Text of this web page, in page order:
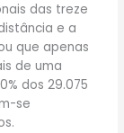
das treze
e a
que apenas
de uma
dos 29.075
se